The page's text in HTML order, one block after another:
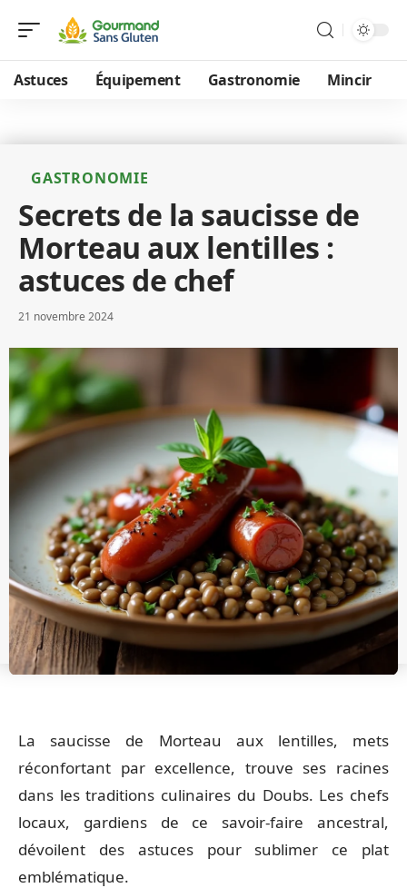
Astuces Équipement Gastronomie Mincir
GASTRONOMIE
Secrets de la saucisse de
Morteau aux lentilles :
astuces de chef
21 novembre 2024
La saucisse de Morteau aux lentilles, mets
réconfortant par excellence, trouve ses racines
dans les traditions culinaires du Doubs. Les chefs
locaux, gardiens de ce savoir-faire ancestral,
dévoilent des astuces pour sublimer ce plat
emblématique.